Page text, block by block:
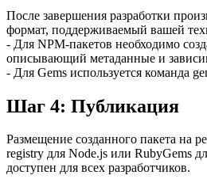
После завершения разработки
формат, поддерживаемый вашей
- Для NPM-пакетов необходимо
описывающий метаданные и
- Для Gems используется команда
Шаг 4: Публикация
Размещение созданного пакета на
registry для Node.js или RubyGems
доступен для всех разработчиков.